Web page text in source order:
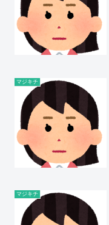
マジキチ
マジキチ